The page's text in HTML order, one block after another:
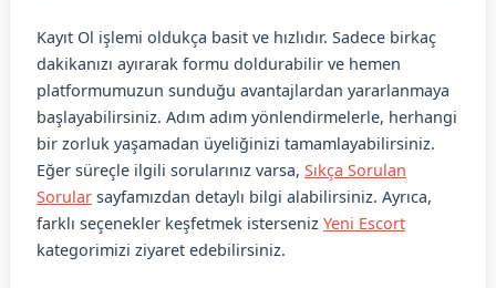
Kayıt Ol işlemi oldukça basit ve hızlıdır. Sadece birkaç
dakikanızı ayırarak formu doldurabilir ve hemen
platformumuzun sunduğu avantajlardan yararlanmaya
başlayabilirsiniz. Adım adım yönlendirmelerle, herhangi
bir zorluk yaşamadan üyeliğinizi tamamlayabilirsiniz.
Eğer süreçle ilgili sorularınız varsa, Sıkça Sorulan
Sorular sayfamızdan detaylı bilgi alabilirsiniz. Ayrıca,
farklı seçenekler keşfetmek isterseniz Yeni Escort
kategorimizi ziyaret edebilirsiniz.